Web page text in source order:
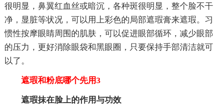
很明显，鼻翼红血丝或暗沉，各种斑很明显，整个脸不干
净，显脏等状况，可以用上彩色的局部遮瑕膏来遮瑕。习
惯性按摩眼睛周围的肌肤，可以促进眼部循环，减少眼部
的压力，更好消除眼袋和黑眼圈，只要保持手部清洁就可
以了。
遮瑕和粉底哪个先用3
遮瑕抹在脸上的作用与功效